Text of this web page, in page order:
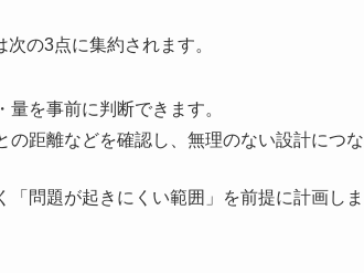
の3点に集約されます。
量を事前に判断できます。
の距離などを確認し、無理のない設計につな
「問題が起きにくい範囲」を前提に計画しま